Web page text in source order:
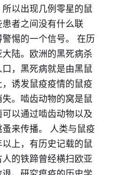
以出现几例零星的鼠
者之间没有什么联
惕的一个信号。 在历
陆。欧洲的黑死病杀
，黑死病就是由黑鼠
诱发鼠疫疫情的鼠疫
。啮齿动物的窝是鼠
以通过啮齿动物以及
来传播。 人类与鼠疫
上，有历史记载的鼠
的铁蹄曾经横扫欧亚